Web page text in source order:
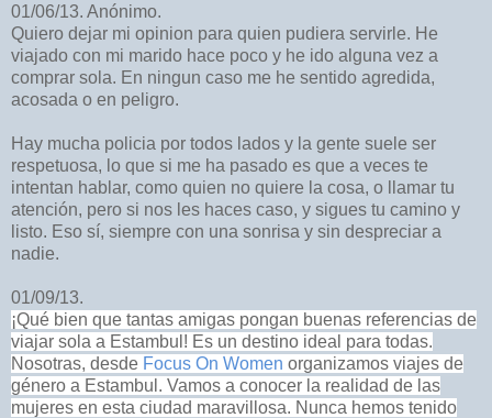
01/06/13. Anónimo.
Quiero dejar mi opinion para quien pudiera servirle. He
viajado con mi marido hace poco y he ido alguna vez a
comprar sola. En ningun caso me he sentido agredida,
acosada o en peligro.
Hay mucha policia por todos lados y la gente suele ser
respetuosa, lo que si me ha pasado es que a veces te
intentan hablar, como quien no quiere la cosa, o llamar tu
atención, pero si nos les haces caso, y sigues tu camino y
listo. Eso sí, siempre con una sonrisa y sin despreciar a
nadie.
01/09/13.
¡Qué bien que tantas amigas pongan buenas referencias de
viajar sola a Estambul! Es un destino ideal para todas.
Nosotras, desde Focus On Women organizamos viajes de
género a Estambul. Vamos a conocer la realidad de las
mujeres en esta ciudad maravillosa. Nunca hemos tenido